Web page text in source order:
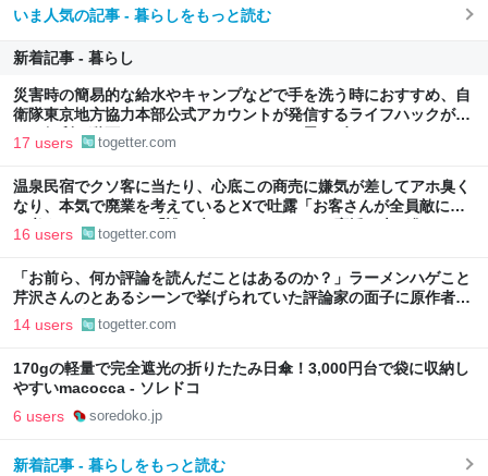
いま人気の記事 - 暮らしをもっと読む
新着記事 - 暮らし
災害時の簡易的な給水やキャンプなどで手を洗う時におすすめ、自
衛隊東京地方協力本部公式アカウントが発信するライフハックがか
なり便利…動画にはしっかりオチもついて思わずクスリ
17 users togetter.com
温泉民宿でクソ客に当たり、心底この商売に嫌気が差してアホ臭く
なり、本気で廃業を考えているとXで吐露「お客さんが全員敵にし
か考えられません」「誰も来てほしくない」→応援の声が集まる
16 users togetter.com
「お前ら、何か評論を読んだことはあるのか？」ラーメンハゲこと
芹沢さんのとあるシーンで挙げられていた評論家の面子に原作者の
経歴が反映されていた
14 users togetter.com
170gの軽量で完全遮光の折りたたみ日傘！3,000円台で袋に収納し
やすいmacocca - ソレドコ
6 users soredoko.jp
新着記事 - 暮らしをもっと読む